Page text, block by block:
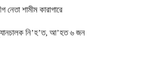
নেতা শামীম কারাগারে
নি’হ’ত, আ’হত ৬ জন